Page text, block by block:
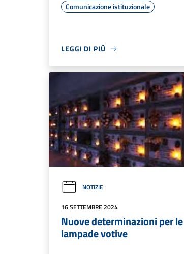
Comunicazione istituzionale
LEGGI DI PIÙ
NOTIZIE
16 SETTEMBRE 2024
Nuove determinazioni per le
lampade votive